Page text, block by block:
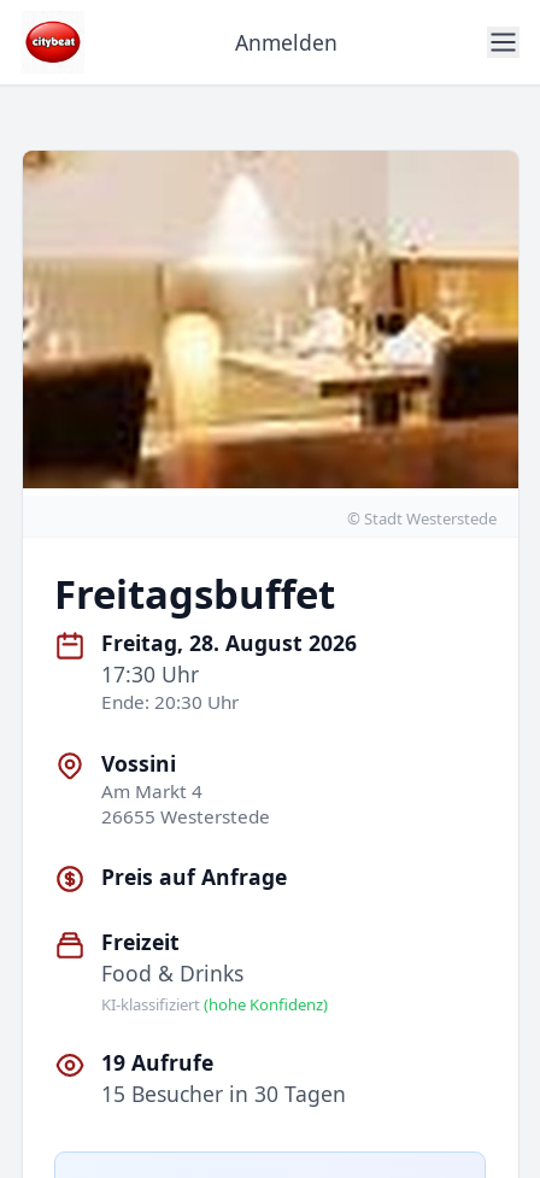
Anmelden
© Stadt Westerstede
Freitagsbuffet
Freitag, 28. August 2026
17:30 Uhr
Ende: 20:30 Uhr
Vossini
Am Markt 4
26655 Westerstede
Preis auf Anfrage
Freizeit
Food & Drinks
KI-klassifiziert(hohe Konfidenz)
19 Aufrufe
15 Besucher in 30 Tagen